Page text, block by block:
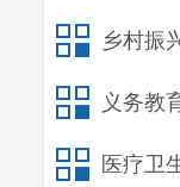
乡村振
义务教
医疗卫